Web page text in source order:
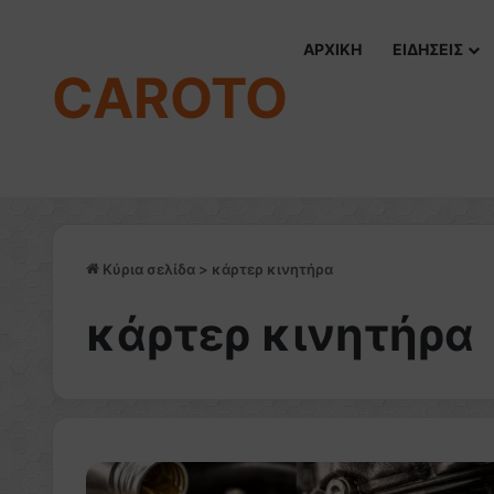
CAROTO
ΑΡΧΙΚΗ ΕΙΔΗΣΕΙΣ
Κύρια σελίδα > κάρτερ κινητήρα
κάρτερ κινητήρα